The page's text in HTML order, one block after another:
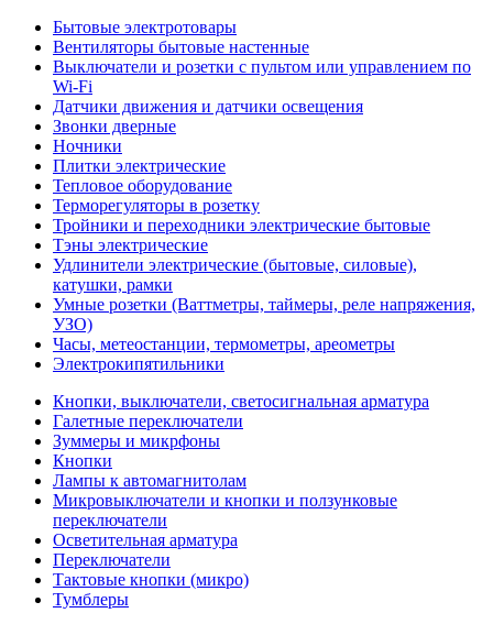
Бытовые электротовары
Вентиляторы бытовые настенные
Выключатели и розетки с пультом или управлением по
Wi-Fi
Датчики движения и датчики освещения
Звонки дверные
Ночники
Плитки электрические
Тепловое оборудование
Терморегуляторы в розетку
Тройники и переходники электрические бытовые
Тэны электрические
Удлинители электрические (бытовые, силовые),
катушки, рамки
Умные розетки (Ваттметры, таймеры, реле напряжения,
УЗО)
Часы, метеостанции, термометры, ареометры
Электрокипятильники
Кнопки, выключатели, светосигнальная арматура
Галетные переключатели
Зуммеры и микрфоны
Кнопки
Лампы к автомагнитолам
Микровыключатели и кнопки и ползунковые
переключатели
Осветительная арматура
Переключатели
Тактовые кнопки (микро)
Тумблеры